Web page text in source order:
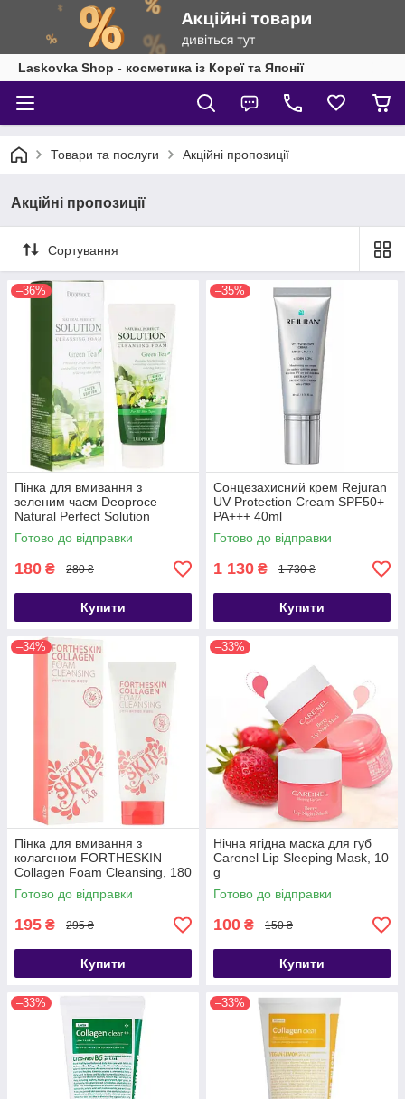
Laskovka Shop - косметика із Кореї та Японії
Товари та послуги Акційні пропозиції
Акційні пропозиції
Сортування
–36%
Пінка для вмивання з
зеленим чаєм Deoproce
Natural Perfect Solution
Cleansing Foam Green Tea,
170 мл
Готово до відправки
180 ₴ 280 ₴
Купити
–35%
Сонцезахисний крем Rejuran
UV Protection Cream SPF50+
PA+++ 40ml
Готово до відправки
1 130 ₴ 1 730 ₴
Купити
–34%
Пінка для вмивання з
колагеном FORTHESKIN
Collagen Foam Cleansing, 180
мл
Готово до відправки
195 ₴ 295 ₴
Купити
–33%
Нічна ягідна маска для губ
Carenel Lip Sleeping Mask, 10
g
Готово до відправки
100 ₴ 150 ₴
Купити
–33% –33%